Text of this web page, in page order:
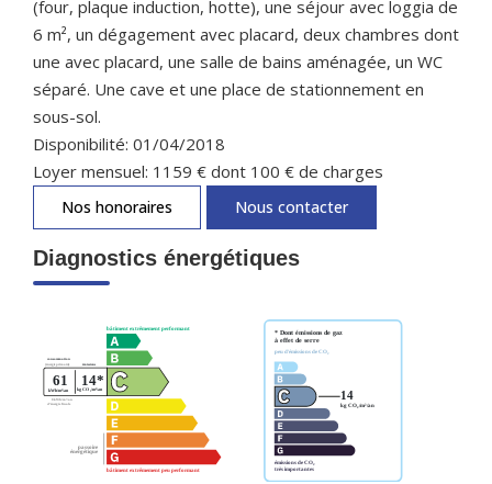
(four, plaque induction, hotte), une séjour avec loggia de
6 m², un dégagement avec placard, deux chambres dont
une avec placard, une salle de bains aménagée, un WC
séparé. Une cave et une place de stationnement en
sous-sol.
Disponibilité: 01/04/2018
Loyer mensuel: 1159 € dont 100 € de charges
Nos honoraires Nous contacter
Diagnostics énergétiques